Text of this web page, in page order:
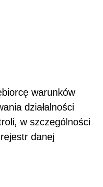
warunków
działalności
w szczególności
danej